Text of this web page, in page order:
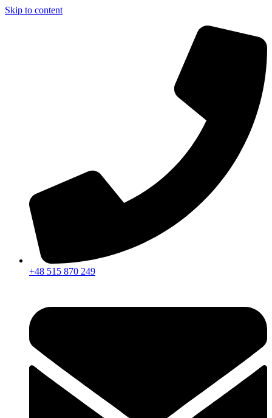
Skip to content
+48 515 870 249